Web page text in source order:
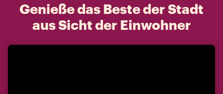
Genieße das Beste der Stadt
aus Sicht der Einwohner